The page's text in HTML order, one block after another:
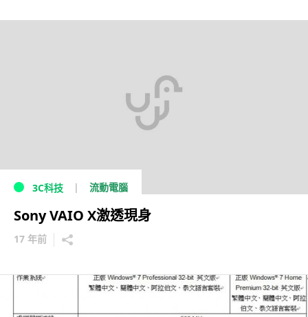
3C科技 流動電腦
Sony VAIO X激透現身
17 年前